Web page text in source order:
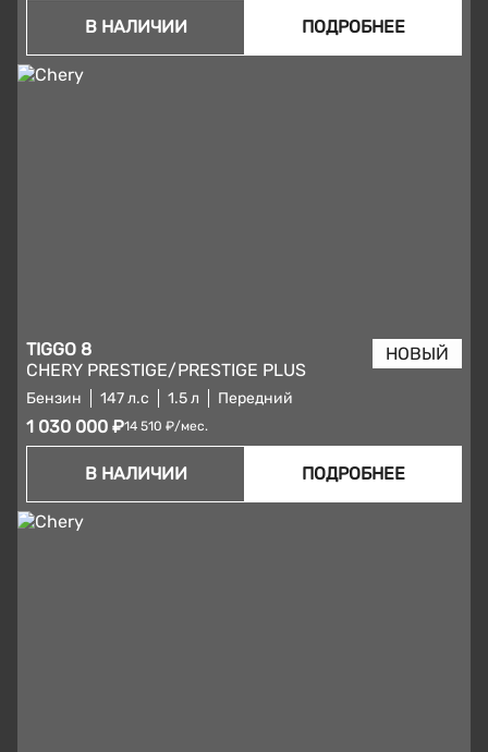
В НАЛИЧИИ ПОДРОБНЕЕ
TIGGO 8
CHERY PRESTIGE/PRESTIGE PLUS
Бензин 147 л.с 1.5 л Передний
1 030 000 ₽14 510 ₽/мес.
В НАЛИЧИИ ПОДРОБНЕЕ